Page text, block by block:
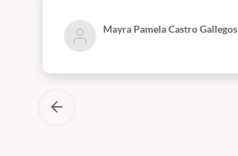
Mayra Pamela Castro Gallegos